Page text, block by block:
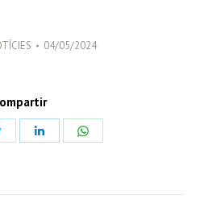
04/05/2024